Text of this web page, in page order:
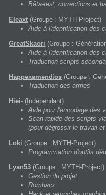
Bêta-test, corrections et
Eleaxt (Groupe : MYTH-Project)
Aide à l'identification des
GreatSkaori (Groupe :
Aide à l'identification des
Traduction scripts
Happexamendios (Groupe :
Traduction des armes
Hiei- (Indépendant)
Aide pour l'encodage des
Scan rapide des scripts
(pour dégrossir le travail
Loki (Groupe : MYTH-Project)
Programmation d'outils
Lyan53 (Groupe : MYTH-Project)
Gestion du projet
Romhack